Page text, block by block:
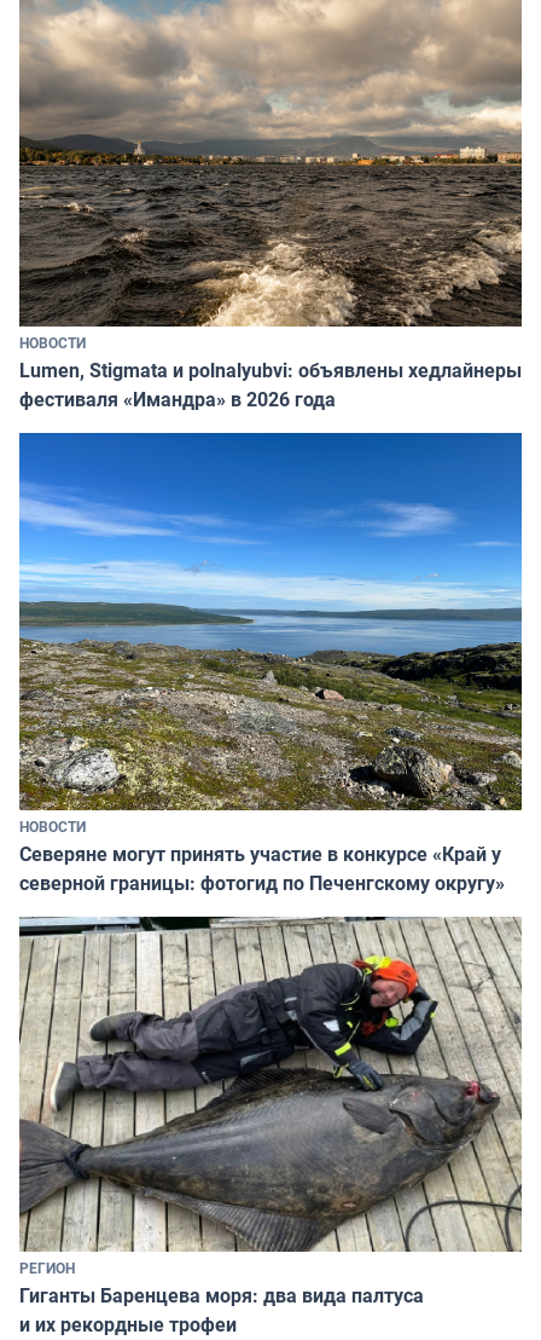
НОВОСТИ
Lumen, Stigmata и polnalyubvi: объявлены хедлайнеры
фестиваля «Имандра» в 2026 года
НОВОСТИ
Северяне могут принять участие в конкурсе «Край у
северной границы: фотогид по Печенгскому округу»
РЕГИОН
Гиганты Баренцева моря: два вида палтуса
и их рекордные трофеи